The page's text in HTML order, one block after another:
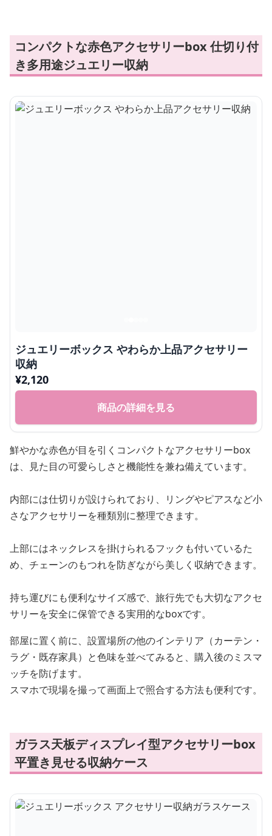
コンパクトな赤色アクセサリーbox 仕切り付
き多用途ジュエリー収納
ジュエリーボックス やわらか上品アクセサリー
収納
¥2,120
商品の詳細を見る
鮮やかな赤色が目を引くコンパクトなアクセサリーbox
は、見た目の可愛らしさと機能性を兼ね備えています。
内部には仕切りが設けられており、リングやピアスなど小
さなアクセサリーを種類別に整理できます。
上部にはネックレスを掛けられるフックも付いているた
め、チェーンのもつれを防ぎながら美しく収納できます。
持ち運びにも便利なサイズ感で、旅行先でも大切なアクセ
サリーを安全に保管できる実用的なboxです。
部屋に置く前に、設置場所の他のインテリア（カーテン・
ラグ・既存家具）と色味を並べてみると、購入後のミスマ
ッチを防げます。
スマホで現場を撮って画面上で照合する方法も便利です。
ガラス天板ディスプレイ型アクセサリーbox
平置き見せる収納ケース